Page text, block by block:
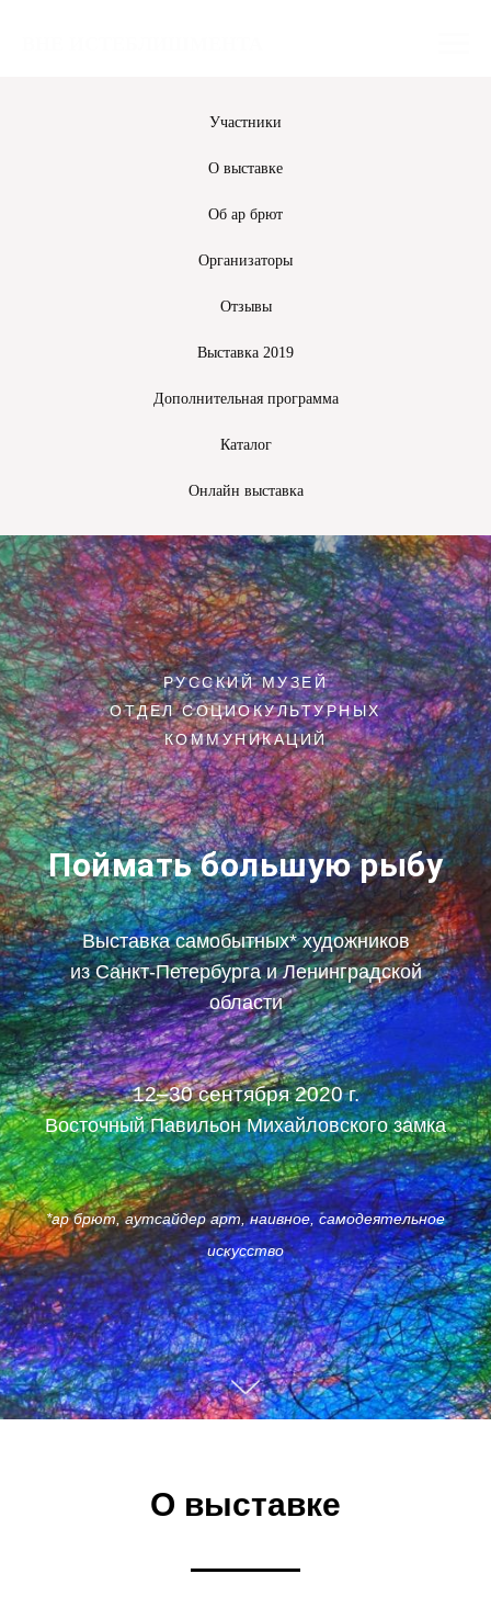
Участники
О выставке
Об ар брют
Организаторы
Отзывы
Выставка 2019
Дополнительная программа
Каталог
Онлайн выставка
РУССКИЙ МУЗЕЙ
ОТДЕЛ СОЦИОКУЛЬТУРНЫХ
КОММУНИКАЦИЙ
Поймать большую рыбу
Выставка самобытных* художников
из Санкт-Петербурга и Ленинградской
области
12–30 сентября 2020 г.
Восточный Павильон Михайловского замка
*ар брют, аутсайдер арт, наивное, самодеятельное
искусство
О выставке